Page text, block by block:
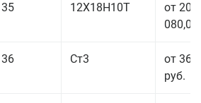
35 12Х18Н10Т
от 208
080,00
36 Ст3
от 36
руб.